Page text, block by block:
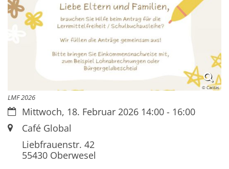
© Caritas
LMF 2026
Datum:Mittwoch, 18. Februar 2026 14:00 - 16:00
Ort:Café Global
Liebfrauenstr. 42
55430Oberwesel